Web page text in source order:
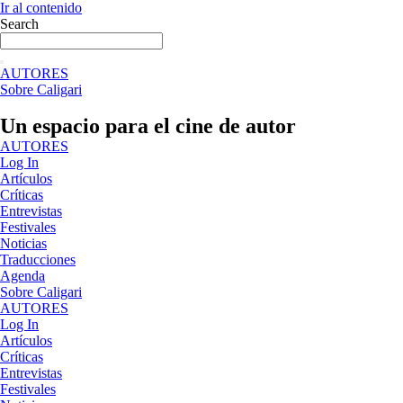
Ir al contenido
Search
AUTORES
Sobre Caligari
Un espacio para el cine de autor
AUTORES
Log In
Artículos
Críticas
Entrevistas
Festivales
Noticias
Traducciones
Agenda
Sobre Caligari
AUTORES
Log In
Artículos
Críticas
Entrevistas
Festivales